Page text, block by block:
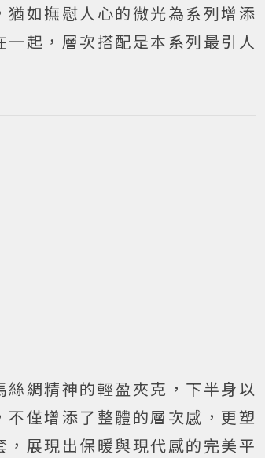
如撫慰人心的微光為系列增添
起，層次搭配是本系列最引人
綢精神的輕盈夾克，下半身以
僅增添了整體的層次感，更塑
展現出保暖與現代感的完美平